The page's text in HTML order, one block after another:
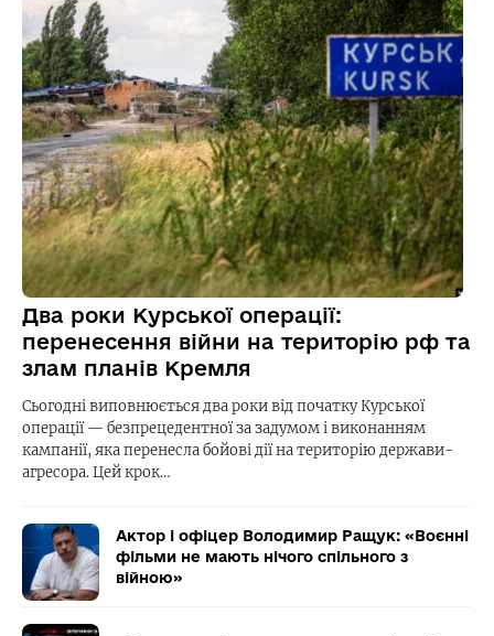
Два роки Курської операції:
перенесення війни на територію рф та
злам планів Кремля
Сьогодні виповнюється два роки від початку Курської
операції — безпрецедентної за задумом і виконанням
кампанії, яка перенесла бойові дії на територію держави-
агресора. Цей крок…
Актор і офіцер Володимир Ращук: «Воєнні
фільми не мають нічого спільного з
війною»